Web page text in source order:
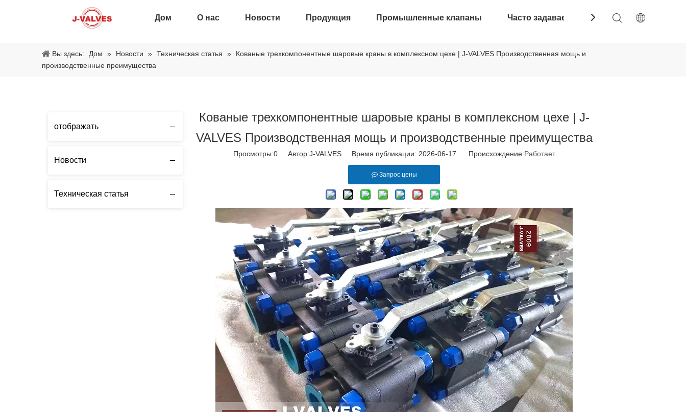
Дом О нас Новости Продукция Промышленные клапаны Часто задаваемые вопросы
Вы здесь: Дом » Новости » Техническая статья »
Кованые трехкомпонентные шаровые краны в комплексном цехе | J-VALVES Производственная мощь и
производственные преимущества
отображать
Новости
Техническая статья
Кованые трехкомпонентные шаровые краны в комплексном цехе | J-
VALVES Производственная мощь и производственные преимущества
Просмотры:0Автор:J-VALVES Время публикации: 2026-06-17 Происхождение:Работает
Запрос цены